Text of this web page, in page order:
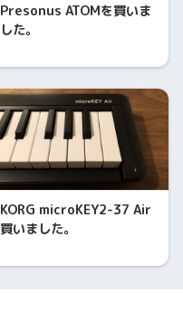
Presonus ATOMを買いま
した。
KORG microKEY2-37 Air
買いました。